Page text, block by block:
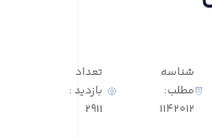
شناسه
مطلب:
1142012
تعداد
بازدید :
2911